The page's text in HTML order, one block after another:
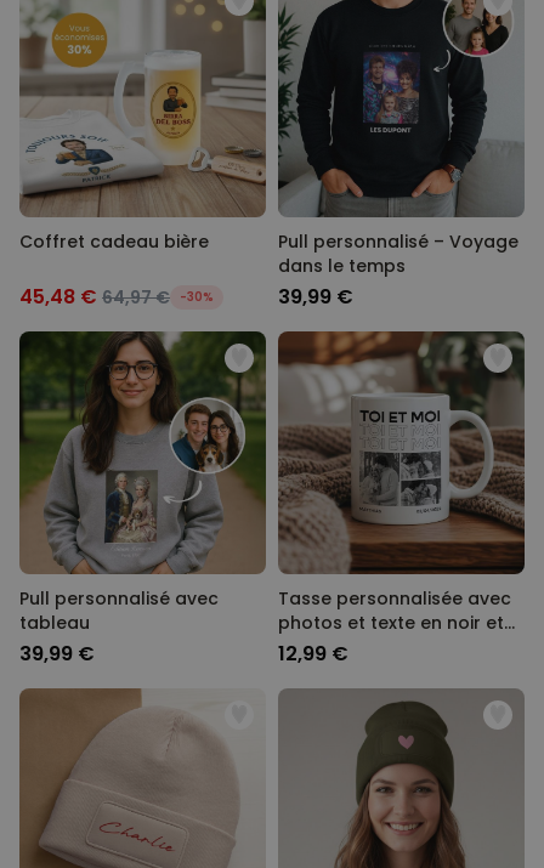
Coffret cadeau bière
45,48 € 64,97 € -30%
Pull personnalisé – Voyage
dans le temps
39,99 €
Pull personnalisé avec
tableau
39,99 €
Tasse personnalisée avec
photos et texte en noir et
blanc
12,99 €